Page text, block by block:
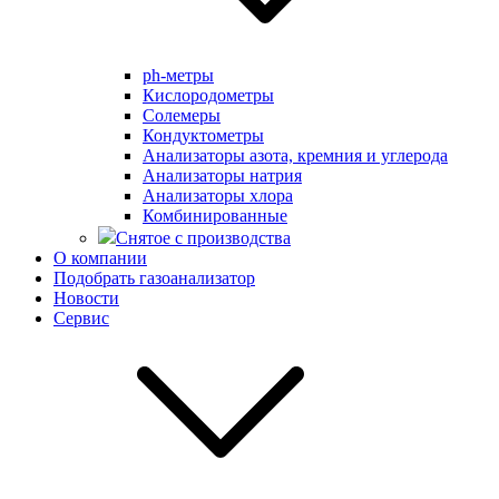
ph-метры
Кислородометры
Солемеры
Кондуктометры
Анализаторы азота, кремния и углерода
Анализаторы натрия
Анализаторы хлора
Комбинированные
Снятое с производства
О компании
Подобрать газоанализатор
Новости
Сервис